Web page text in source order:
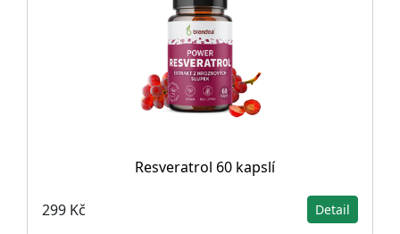
Resveratrol 60 kapslí
299 Kč Detail